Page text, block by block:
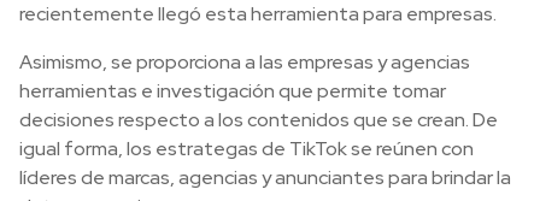
recientemente llegó esta herramienta para empresas.
Asimismo, se proporciona a las empresas y agencias
herramientas e investigación que permite tomar
decisiones respecto a los contenidos que se crean. De
igual forma, los estrategas de TikTok se reúnen con
líderes de marcas, agencias y anunciantes para brindar la